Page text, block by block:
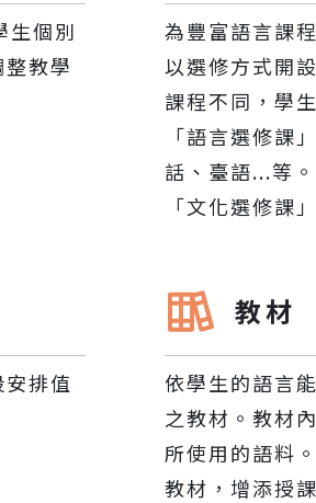
生個別
教學
為豐富語言課
以選修方式開
課程不同，學
「語言選修課
話、臺語...等。
「文化選修課
排值
教材
依學生的語言
之教材。教材
所使用的語料
教材，增添授